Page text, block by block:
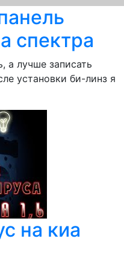
спектра
а лучше записать
установки би-линз я
на киа